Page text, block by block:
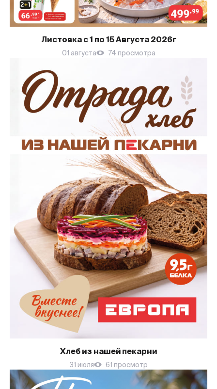
Листовка с 1 по 15 Августа 2026г
01 августа 74 просмотра
Хлеб из нашей пекарни
31 июля 61 просмотр